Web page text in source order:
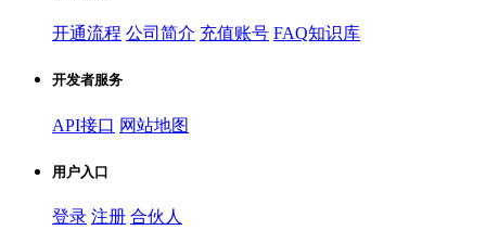
开通流程 公司简介 充值账号 FAQ知识库
开发者服务
API接口 网站地图
用户入口
登录 注册 合伙人